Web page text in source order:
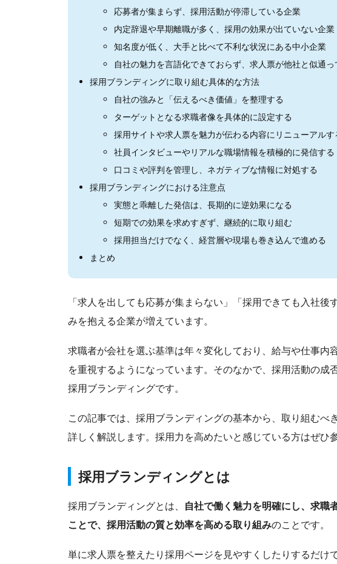
応募者が集まらず、採用活動が停滞している企業
内定辞退や早期離職が多く、採用の効果が出ていない企業
知名度が低く、大手と比べて不利な状況にある中小企業
自社の魅力を言語化できておらず、求人票が他社と似通
採用ブランディングに取り組む具体的な方法
自社の強みと「伝えるべき価値」を整理する
ターゲットとなる求職者像を具体的に設定する
採用サイトや求人票を魅力が伝わる内容にリニューアルす
社員インタビューやリアルな職場情報を積極的に発信する
口コミや評判を管理し、ネガティブな情報に対処する
採用ブランディングにおける注意点
実態と乖離した発信は、長期的に逆効果になる
短期での効果を求めすぎず、継続的に取り組む
採用担当だけでなく、経営層や現場も巻き込んで進める
まとめ
「求人を出しても応募が集まらない」「採用できても入社
みを抱える企業が増えています。
求職者が会社を選ぶ基準は年々変化しており、給与や仕事内
を重視するようになっています。そのなかで、採用活動の
採用ブランディングです。
この記事では、採用ブランディングの基本から、取り組む
詳しく解説します。採用力を高めたいと感じている方はぜひ
採用ブランディングとは
採用ブランディングとは、 自社で働く魅力を明確にし、求職
ことで、採用活動の質と効率を高める取り組みのことです。
単に求人票を整えたり採用ページを見やすくしたりするだけ